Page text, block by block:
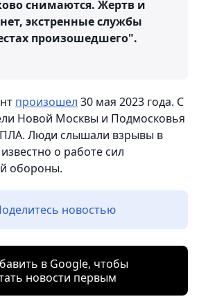
снимаются. Жертв и
экстренные службы
произошедшего".
произошел 30 мая 2023 года. С
Новой Москвы и Подмосковья
Люди слышали взрывы в
о работе сил
обороны.
новостью
в Google, чтобы
новости первым